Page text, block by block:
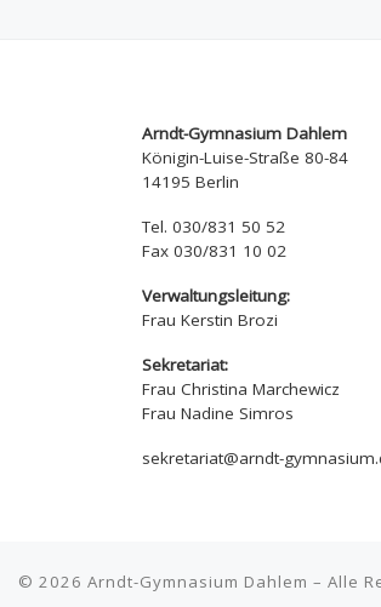
Arndt-Gymnasium Dahlem
Königin-Luise-Straße 80-84
14195 Berlin
Tel. 030/831 50 52
Fax 030/831 10 02
Verwaltungsleitung:
Frau Kerstin Brozi
Sekretariat:
Frau Christina Marchewicz
Frau Nadine Simros
sekretariat@arndt-
© 2026 Arndt-Gymnasium Dahlem – Alle